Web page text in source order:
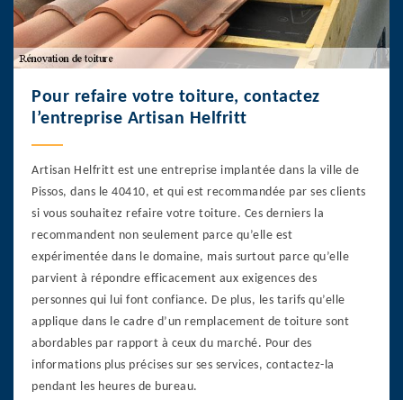
Pour refaire votre toiture, contactez
l’entreprise Artisan Helfritt
Artisan Helfritt est une entreprise implantée dans la ville de
Pissos, dans le 40410, et qui est recommandée par ses clients
si vous souhaitez refaire votre toiture. Ces derniers la
recommandent non seulement parce qu’elle est
expérimentée dans le domaine, mais surtout parce qu’elle
parvient à répondre efficacement aux exigences des
personnes qui lui font confiance. De plus, les tarifs qu’elle
applique dans le cadre d’un remplacement de toiture sont
abordables par rapport à ceux du marché. Pour des
informations plus précises sur ses services, contactez-la
pendant les heures de bureau.